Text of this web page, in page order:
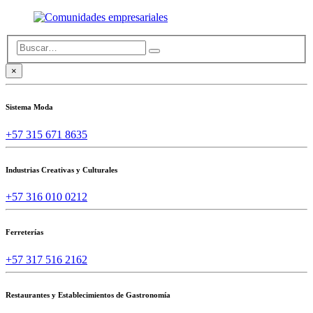
×
Sistema Moda
+57 315 671 8635
Industrias Creativas y Culturales
+57 316 010 0212
Ferreterías
+57 317 516 2162
Restaurantes y Establecimientos de Gastronomía